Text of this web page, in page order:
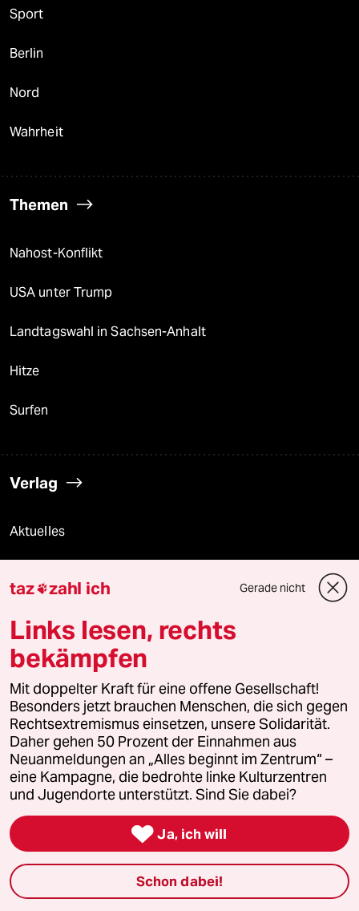
Sport
Berlin
Nord
Wahrheit
Themen
Nahost-Konflikt
USA unter Trump
Landtagswahl in Sachsen-Anhalt
Hitze
Surfen
Verlag
Aktuelles
Stellen
Presse
Unterstützen
genossenschaft
taz zahl ich
taz zahl ich Gerade nicht
Links lesen, rechts
bekämpfen
Mit doppelter Kraft für eine offene Gesellschaft!
Besonders jetzt brauchen Menschen, die sich gegen
Rechtsextremismus einsetzen, unsere Solidarität.
Daher gehen 50 Prozent der Einnahmen aus
Neuanmeldungen an „Alles beginnt im Zentrum“ –
eine Kampagne, die bedrohte linke Kulturzentren
und Jugendorte unterstützt. Sind Sie dabei?
 Ja, ich will
Schon dabei!